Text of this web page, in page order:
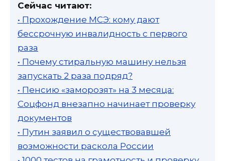
Сейчас читают:
• Прохождение МСЭ: кому дают
бессрочную инвалидность с первого
раза
• Почему стиральную машину нельзя
запускать 2 раза подряд?
• Пенсию «заморозят» на 3 месяца:
Соцфонд внезапно начинает проверку
документов
• Путин заявил о существовавшей
возможности раскола России